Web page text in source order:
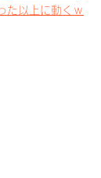
た以上に動くｗ